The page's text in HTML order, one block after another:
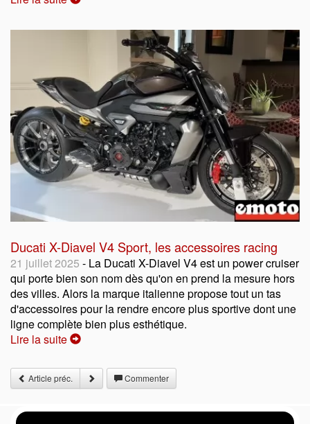
Ducati X-Diavel V4 Sport, les accessoires racing
21 juillet 2025 - La Ducati X-Diavel V4 est un power cruiser
qui porte bien son nom dès qu'on en prend la mesure hors
des villes. Alors la marque italienne propose tout un tas
d'accessoires pour la rendre encore plus sportive dont une
ligne complète bien plus esthétique.
Lire la suite
Article préc. Commenter